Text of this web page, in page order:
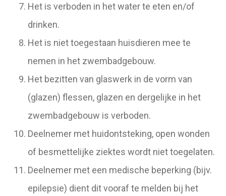
Het is verboden in het water te eten en/of
drinken.
Het is niet toegestaan huisdieren mee te
nemen in het zwembadgebouw.
Het bezitten van glaswerk in de vorm van
(glazen) flessen, glazen en dergelijke in het
zwembadgebouw is verboden.
Deelnemer met huidontsteking, open wonden
of besmettelijke ziektes wordt niet toegelaten.
Deelnemer met een medische beperking (bijv.
epilepsie) dient dit vooraf te melden bij het